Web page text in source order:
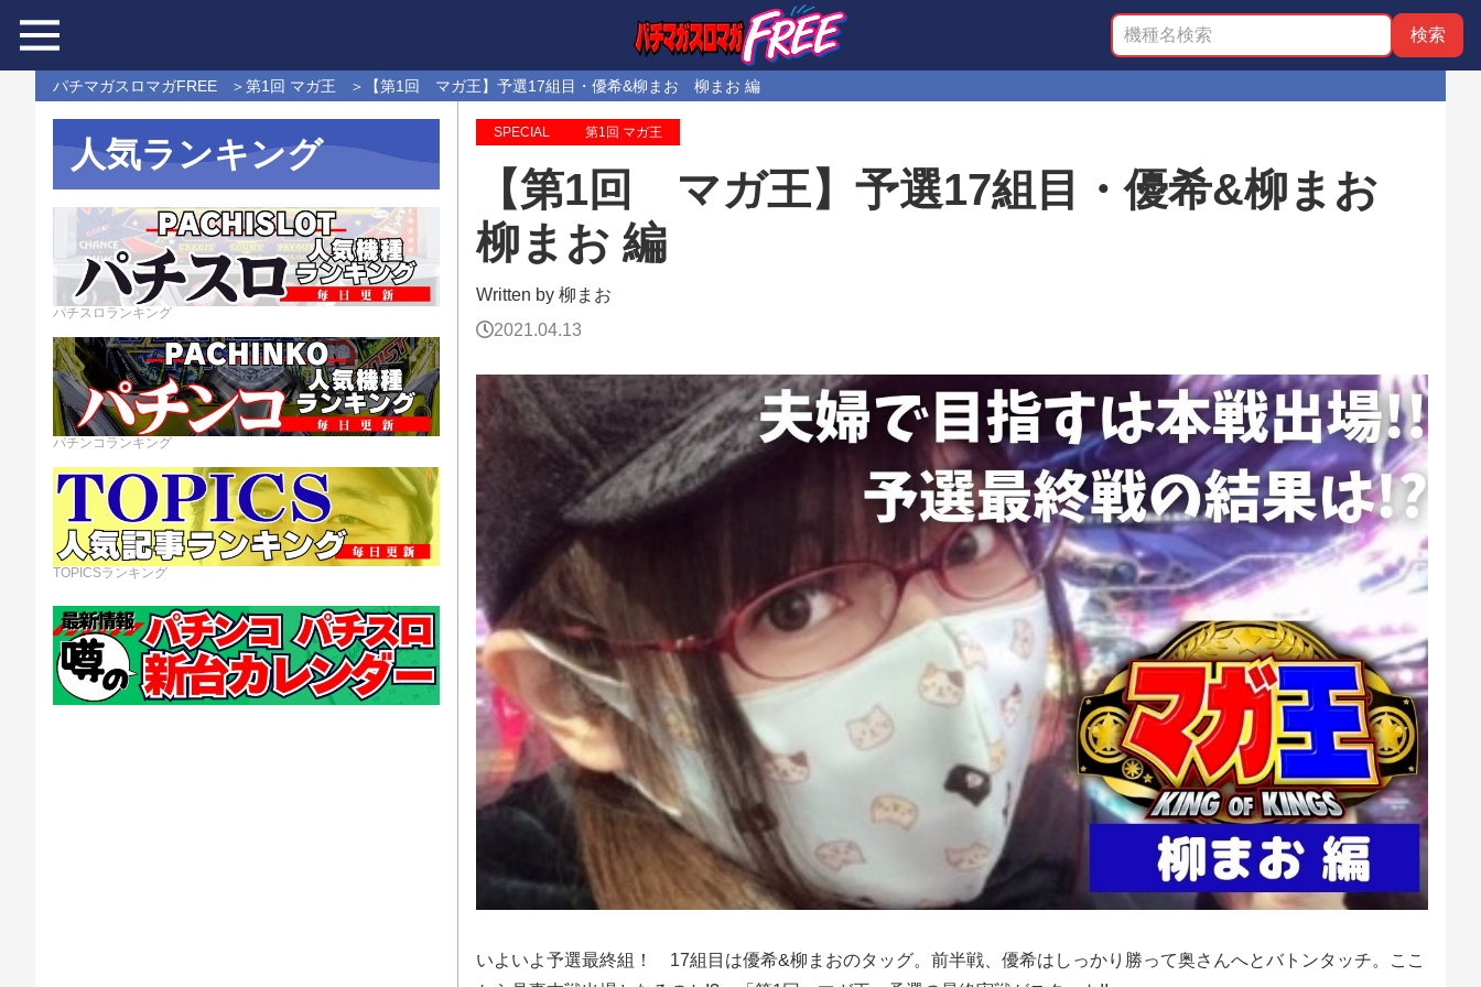
パチマガスロマガFREE 第1回 マガ王 【第1回 マガ王】予選17組目・優希&柳まお 柳まお 編
SPECIAL 第1回 マガ王
【第1回 マガ王】予選17組目・優希&柳まお
柳まお 編
Written by 柳まお
2021.04.13
いよいよ予選最終組！ 17組目は優希&柳まおのタッグ。前半戦、優希はしっかり勝って奥さんへとバトンタッチ。ここ
人気ランキング
パチスロランキング
パチンコランキング
TOPICSランキング